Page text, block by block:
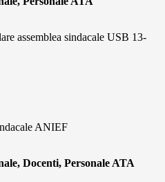
assemblea sindacale USB 13-
ANIEF
Docenti, Personale ATA